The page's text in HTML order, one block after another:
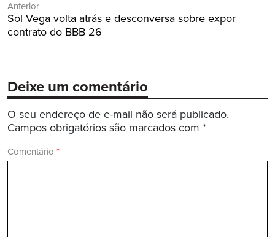
de
Post
Anterior
Post
Anterior:
Sol Vega volta atrás e desconversa sobre expor
contrato do BBB 26
Deixe um comentário
O seu endereço de e-mail não será publicado.
Campos obrigatórios são marcados com *
Comentário *